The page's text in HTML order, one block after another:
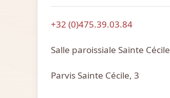
+32 (0)475.39.03.84
Salle paroissiale Sainte Cécile
Parvis Sainte Cécile, 3